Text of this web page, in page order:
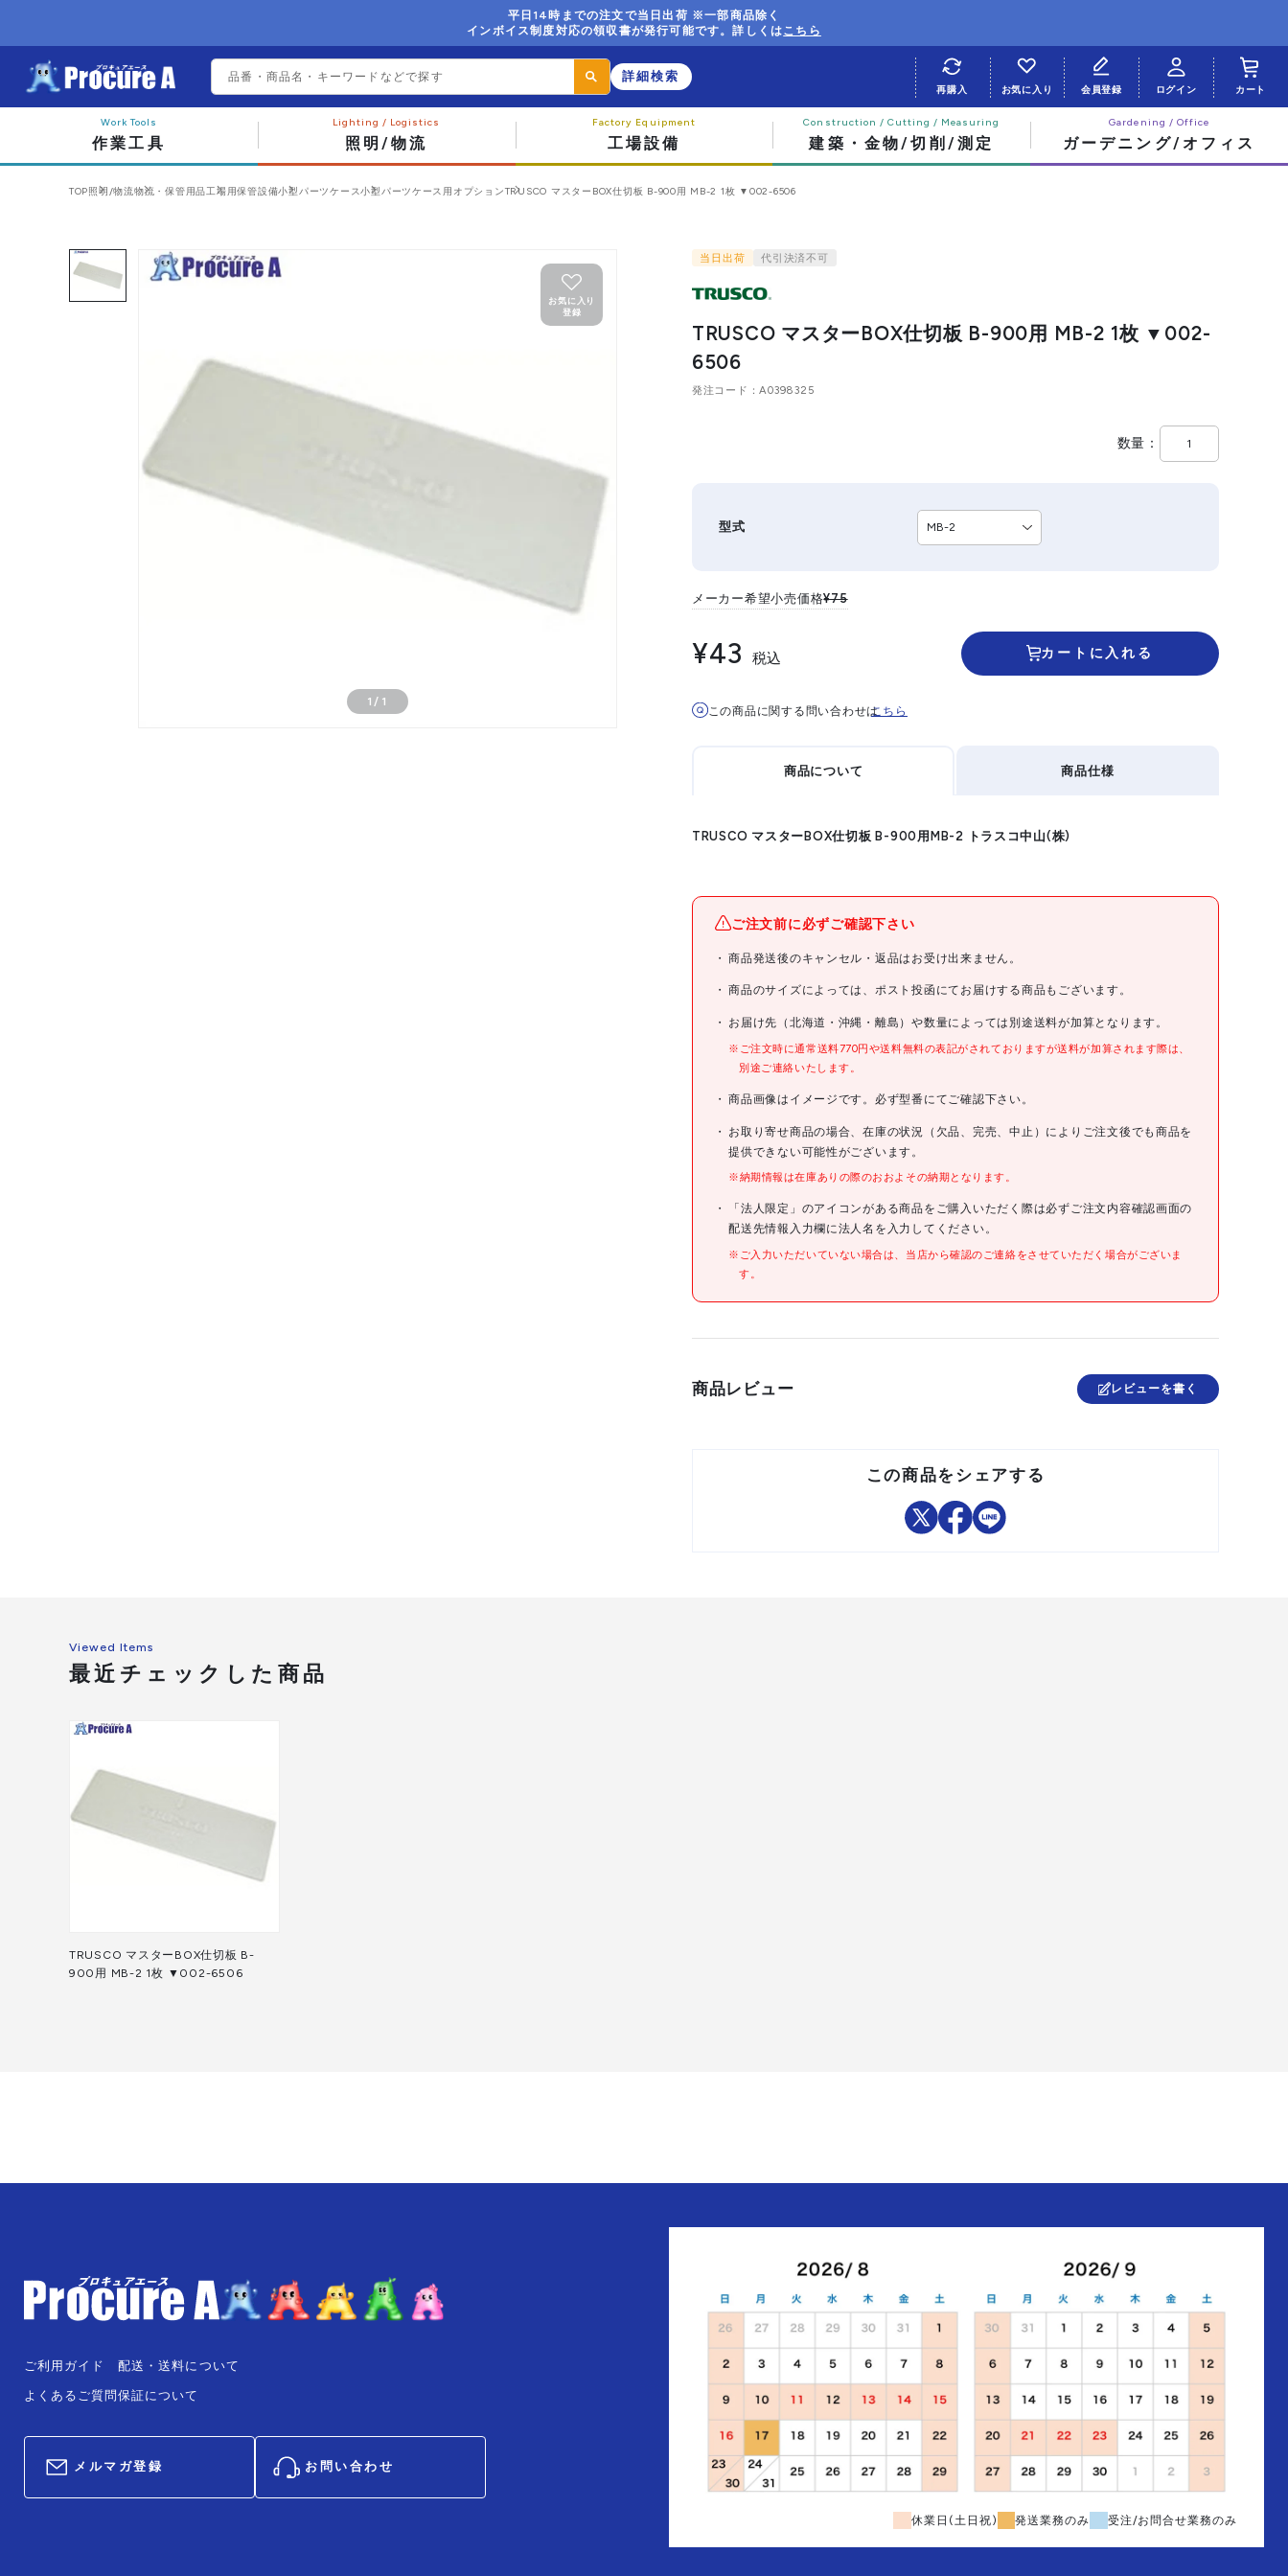
平日14時までの注文で当日出荷 ※一部商品除く
インボイス制度対応の領収書が発行可能です。詳しくはこちら
詳細検索
作業工具 照明/物流 工場設備 建築・金物/切削/測定 ガーデニング/オフィス
再購入 お気に入り 会員登録 ログイン カート
TOP照明/物流物流・保管用品工場用保管設備小型パーツケース小型パーツケース用オプションTRUSCO マスターBOX仕切板 B-900用 MB-2 1枚 ▼002-6506
1 / 1
お気に入り
登録
当日出荷 代引決済不可
TRUSCO マスターBOX仕切板 B-900用 MB-2 1枚 ▼002-
6506
発注コード A0398325
数量
型式
メーカー希望小売価格¥75
¥43 税込 カートに入れる
この商品に関する問い合わせはこちら
商品について
TRUSCO マスターBOX仕切板 B-900用MB-2 トラスコ中山(株)
商品仕様
ブランド名 TRUSCO
商品名 TRUSCO マスターBOX仕切板 B-900用
型式 MB-2
JANコード 4989999716900
仕様
●幅(mm):95
●厚さ(mm):2
●仕切板は2mmピッチで移動できます
原産国 日本
セット内容/付属品
ご注文前に必ずご確認下さい
商品発送後のキャンセル・返品はお受け出来ません。
商品のサイズによっては、ポスト投函にてお届けする商品もございます。
お届け先（北海道・沖縄・離島）や数量によっては別途送料が加算となります。
※ご注文時に通常送料770円や送料無料の表記がされておりますが送料が加算されます際は、
別途ご連絡いたします。
商品画像はイメージです。必ず型番にてご確認下さい。
お取り寄せ商品の場合、在庫の状況（欠品、完売、中止）によりご注文後でも商品を
提供できない可能性がございます。
※納期情報は在庫ありの際のおおよその納期となります。
「法人限定」のアイコンがある商品をご購入いただく際は必ずご注文内容確認画面の
配送先情報入力欄に法人名を入力してください。
※ご入力いただいていない場合は、当店から確認のご連絡をさせていただく場合がございま
す。
商品レビュー レビューを書く
この商品をシェアする
Viewed Items
最近チェックした商品
TRUSCO マスターBOX仕切板 B-
900用 MB-2 1枚 ▼002-6506
ご利用ガイド
よくあるご質問
配送・送料について
保証について
メルマガ登録 お問い合わせ
休業日(土日祝) 発送業務のみ 受注/お問合せ業務のみ